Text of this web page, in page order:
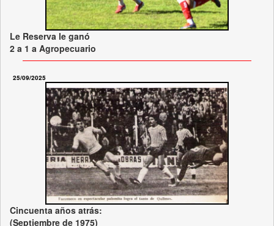
Le Reserva le ganó
2 a 1 a Agropecuario
25/09/2025
Cincuenta años atrás:
(Septiembre de 1975)